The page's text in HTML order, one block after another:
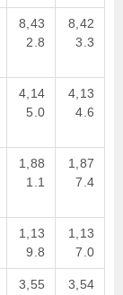
8,43
2.8
8,42
3.3
4,14
5.0
4,13
4.6
1,88
1.1
1,87
7.4
1,13
9.8
1,13
7.0
3,55
3,54